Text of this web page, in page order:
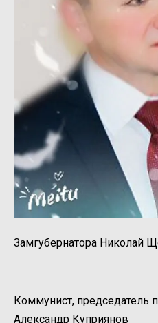
Замгубернатора Николай
Коммунист, председатель
Александр Куприянов